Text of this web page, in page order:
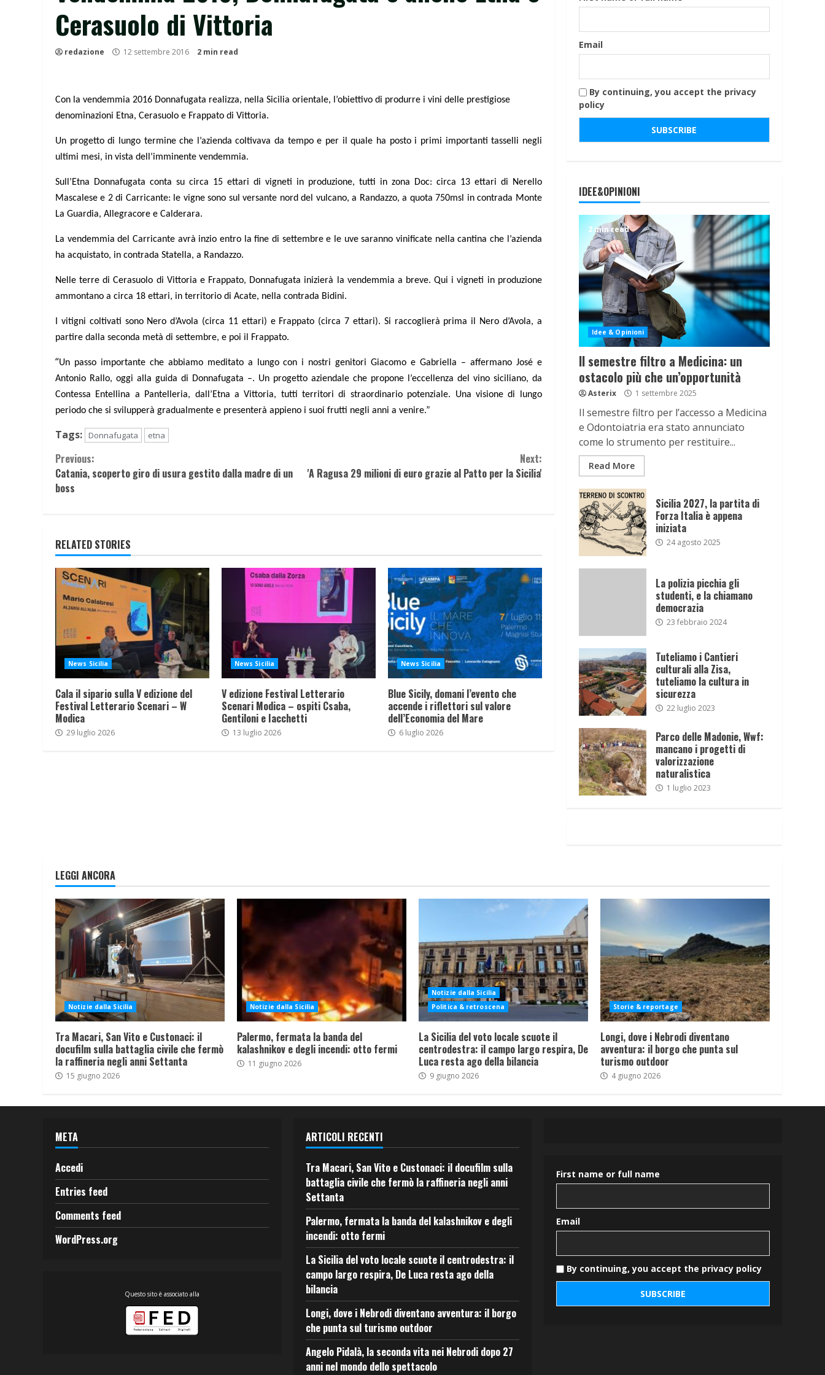
Cerasuolo di Vittoria
redazione 12 settembre 2016 2 min read
Con la vendemmia 2016 Donnafugata realizza, nella Sicilia orientale, l’obiettivo di produrre i vini delle prestigiose
denominazioni Etna, Cerasuolo e Frappato di Vittoria.
Un progetto di lungo termine che l’azienda coltivava da tempo e per il quale ha posto i primi importanti tasselli negli
ultimi mesi, in vista dell’imminente vendemmia.
Sull’Etna Donnafugata conta su circa 15 ettari di vigneti in produzione, tutti in zona Doc: circa 13 ettari di Nerello
Mascalese e 2 di Carricante: le vigne sono sul versante nord del vulcano, a Randazzo, a quota 750msl in contrada Monte
La Guardia, Allegracore e Calderara.
La vendemmia del Carricante avrà inzio entro la fine di settembre e le uve saranno vinificate nella cantina che l’azienda
ha acquistato, in contrada Statella, a Randazzo.
Nelle terre di Cerasuolo di Vittoria e Frappato, Donnafugata inizierà la vendemmia a breve. Qui i vigneti in produzione
ammontano a circa 18 ettari, in territorio di Acate, nella contrada Bidini.
I vitigni coltivati sono Nero d’Avola (circa 11 ettari) e Frappato (circa 7 ettari). Si raccoglierà prima il Nero d’Avola, a
partire dalla seconda metà di settembre, e poi il Frappato.
“Un passo importante che abbiamo meditato a lungo con i nostri genitori Giacomo e Gabriella – affermano José e
Antonio Rallo, oggi alla guida di Donnafugata –. Un progetto aziendale che propone l’eccellenza del vino siciliano, da
Contessa Entellina a Pantelleria, dall’Etna a Vittoria, tutti territori di straordinario potenziale. Una visione di lungo
periodo che si svilupperà gradualmente e presenterà appieno i suoi frutti negli anni a venire.”
Tags: Donnafugata etna
Continue
Reading
Previous:
Catania, scoperto giro di usura gestito dalla madre di un
boss
Next:
'A Ragusa 29 milioni di euro grazie al Patto per la Sicilia'
RELATED STORIES
News Sicilia
Cala il sipario sulla V edizione del
Festival Letterario Scenari – W
Modica
29 luglio 2026
News Sicilia
V edizione Festival Letterario
Scenari Modica – ospiti Csaba,
Gentiloni e Iacchetti
13 luglio 2026
News Sicilia
Blue Sicily, domani l’evento che
accende i riflettori sul valore
dell’Economia del Mare
6 luglio 2026
Email
By continuing, you accept the privacy
policy
IDEE&OPINIONI
2 min read
Idee & Opinioni
Il semestre filtro a Medicina: un
ostacolo più che un’opportunità
Asterix 1 settembre 2025
Il semestre filtro per l’accesso a Medicina
e Odontoiatria era stato annunciato
come lo strumento per restituire...
Read More
Sicilia 2027, la partita di
Forza Italia è appena
iniziata
24 agosto 2025
La polizia picchia gli
studenti, e la chiamano
democrazia
23 febbraio 2024
Tuteliamo i Cantieri
culturali alla Zisa,
tuteliamo la cultura in
sicurezza
22 luglio 2023
Parco delle Madonie, Wwf:
mancano i progetti di
valorizzazione
naturalistica
1 luglio 2023
LEGGI ANCORA
Notizie dalla Sicilia
Tra Macari, San Vito e Custonaci: il
docufilm sulla battaglia civile che fermò
la raffineria negli anni Settanta
15 giugno 2026
Notizie dalla Sicilia
Palermo, fermata la banda del
kalashnikov e degli incendi: otto fermi
11 giugno 2026
Notizie dalla Sicilia
Politica & retroscena
La Sicilia del voto locale scuote il
centrodestra: il campo largo respira, De
Luca resta ago della bilancia
9 giugno 2026
Storie & reportage
Longi, dove i Nebrodi diventano
avventura: il borgo che punta sul
turismo outdoor
4 giugno 2026
META
Accedi
Entries feed
Comments feed
WordPress.org
Questo sito è associato alla
ARTICOLI RECENTI
Tra Macari, San Vito e Custonaci: il docufilm sulla
battaglia civile che fermò la raffineria negli anni
Settanta
Palermo, fermata la banda del kalashnikov e degli
incendi: otto fermi
La Sicilia del voto locale scuote il centrodestra: il
campo largo respira, De Luca resta ago della
bilancia
Longi, dove i Nebrodi diventano avventura: il borgo
che punta sul turismo outdoor
Angelo Pidalà, la seconda vita nei Nebrodi dopo 27
anni nel mondo dello spettacolo
First name or full name
Email
By continuing, you accept the privacy policy